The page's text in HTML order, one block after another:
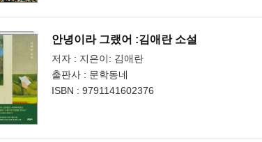
안녕이라 그랬어 :김애란 소설
저자 : 지은이: 김애란
출판사 : 문학동네
ISBN : 9791141602376